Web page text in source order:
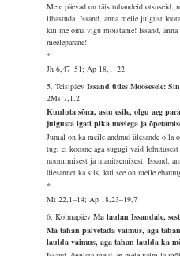
Meie päevad on täis tuhandeid otsuseid,
libastuda. Issand, anna meile julgust
kui me oma vigu mõistame! Issand,
meelepärane!
*
Jh 6,47–51; Ap 18,1–22
5. TeisipäevIssand ütles Moosesele:
2Ms 7,1.2
Kuuluta sõna, astu esile, olgu aeg
julgusta igati pika meelega ja
Jumal on ka meile andnud ülesande olla
tugi ei koosne aga sugugi vaid
noomimisest ja manitsemisest. Issand,
ülesannet ka siis, kui see on meile
*
Mt 22,1–14; Ap 18,23–19,7
6. KolmapäevMa laulan Issandale,
Ma tahan palvetada vaimus, aga
laulda vaimus, aga tahan laulda ka